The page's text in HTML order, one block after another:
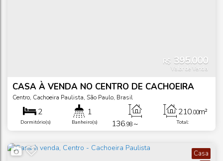
R$ 395.000
Valor de Venda
CASA À VENDA NO CENTRO DE CACHOEIRA
PAULISTA/SP
Centro, Cachoeira Paulista, São Paulo, Brasil
2
Dormitório(s)
1
Banheiro(s)
136.98~
137
m²
Total:
210.00m²
Casa